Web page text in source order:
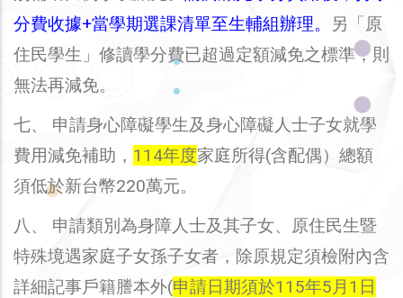
分費收據+當學期選課清單至生輔組辦理。
另「原
住民學生」修讀學分費已超過定額減免之標準，則
無法再減免。
七、 申請身心障礙學生及身心障礙人士子女就學
費用減免補助， 114年度家庭所得(含配偶）總額
須低於新台幣220萬元。
八、 申請類別為身障人士及其子女、原住民生暨
特殊境遇家庭子女孫子女者，除原規定須檢附內含
詳細記事戶籍謄本外(申請日期須於115年5月1日